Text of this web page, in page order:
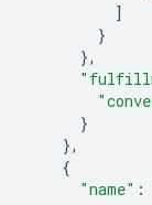
]
}
},
}
},
{
"name" :